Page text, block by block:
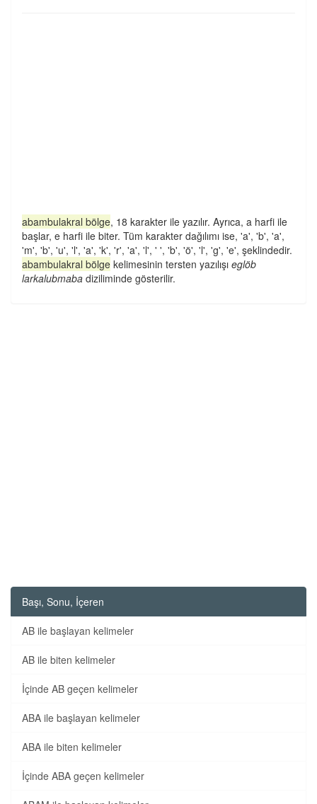
abambulakral bölge, 18 karakter ile yazılır. Ayrıca, a harfi ile
başlar, e harfi ile biter. Tüm karakter dağılımı ise, 'a', 'b', 'a',
'm', 'b', 'u', 'l', 'a', 'k', 'r', 'a', 'l', ' ', 'b', 'ö', 'l', 'g', 'e', şeklindedir.
abambulakral bölge kelimesinin tersten yazılışı eglöb
larkalubmaba diziliminde gösterilir.
Başı, Sonu, İçeren
AB ile başlayan kelimeler
AB ile biten kelimeler
İçinde AB geçen kelimeler
ABA ile başlayan kelimeler
ABA ile biten kelimeler
İçinde ABA geçen kelimeler